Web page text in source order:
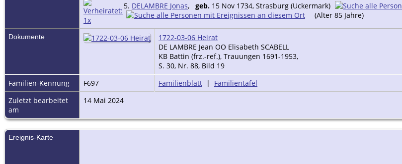
5. DELAMBRE Jonas, geb. 15 Nov 1734, Strasburg (Uckermark)
(Alter 85 Jahre)
Dokumente
1722-03-06 Heirat
DE LAMBRE Jean OO Elisabeth SCABELL
KB Battin (frz.-ref.), Trauungen 1691-1953,
S. 30, Nr. 88, Bild 19
Familien-Kennung
F697 Familienblatt | Familientafel
Zuletzt bearbeitet
am
14 Mai 2024
Ereignis-Karte